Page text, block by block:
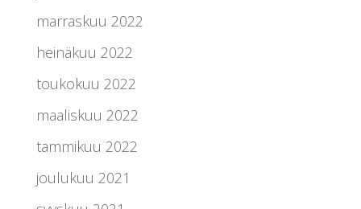
marraskuu 2022
heinäkuu 2022
toukokuu 2022
maaliskuu 2022
tammikuu 2022
joulukuu 2021